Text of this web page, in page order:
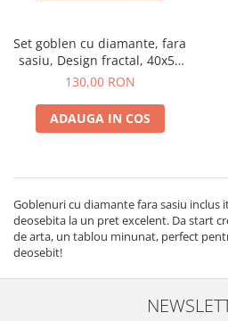
Set goblen cu diamante, fara
sasiu, Design fractal, 40x50
cm
130,00 RON
ADAUGA IN COS
Goblenuri cu diamante fara sasiu inclus
deosebita la un pret excelent. Da start
de arta, un tablou minunat, perfect
deosebit!